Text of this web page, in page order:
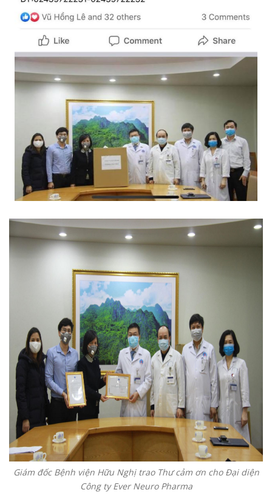
Giám đốc Bệnh viện Hữu Nghị trao Thư cảm ơn cho Đại diện
Công ty Ever Neuro Pharma